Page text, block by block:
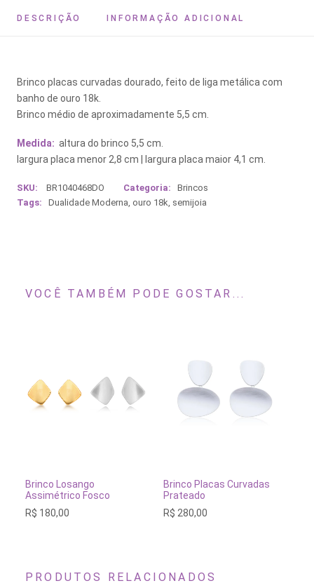
DESCRIÇÃO INFORMAÇÃO ADICIONAL
Brinco placas curvadas dourado, feito de liga metálica com
banho de ouro 18k.
Brinco médio de aproximadamente 5,5 cm.
Medida: altura do brinco 5,5 cm.
largura placa menor 2,8 cm | largura placa maior 4,1 cm.
SKU: BR1040468DO Categoria:
Brincos
Tags:
Dualidade Moderna, ouro 18k, semijoia
VOCÊ TAMBÉM PODE GOSTAR...
VER OPÇÕES
tem
várias
As
na
página
Brinco Losango
Assimétrico Fosco
R$ 180,00
ESGOTADO
Brinco Placas Curvadas
Prateado
R$ 280,00
PRODUTOS RELACIONADOS